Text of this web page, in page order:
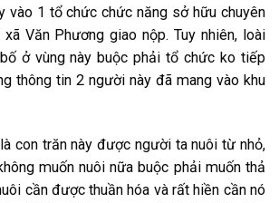
vào 1 tổ chức chức năng sở hữu chuyên
xã Văn Phương giao nộp. Tuy nhiên, loài
ở vùng này buộc phải tổ chức ko tiếp
thông tin 2 người này đã mang vào khu
con trăn này được người ta nuôi từ nhỏ,
muốn nuôi nữa buộc phảimuốn thả
cầnđược thuần hóa vàrất hiền cầnnó